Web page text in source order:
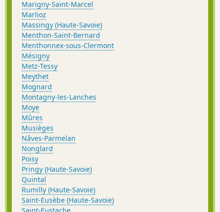
Marigny-Saint-Marcel
Marlioz
Massingy (Haute-Savoie)
Menthon-Saint-Bernard
Menthonnex-sous-Clermont
Mésigny
Metz-Tessy
Meythet
Mognard
Montagny-les-Lanches
Moye
Mûres
Musièges
Nâves-Parmelan
Nonglard
Poisy
Pringy (Haute-Savoie)
Quintal
Rumilly (Haute-Savoie)
Saint-Eusèbe (Haute-Savoie)